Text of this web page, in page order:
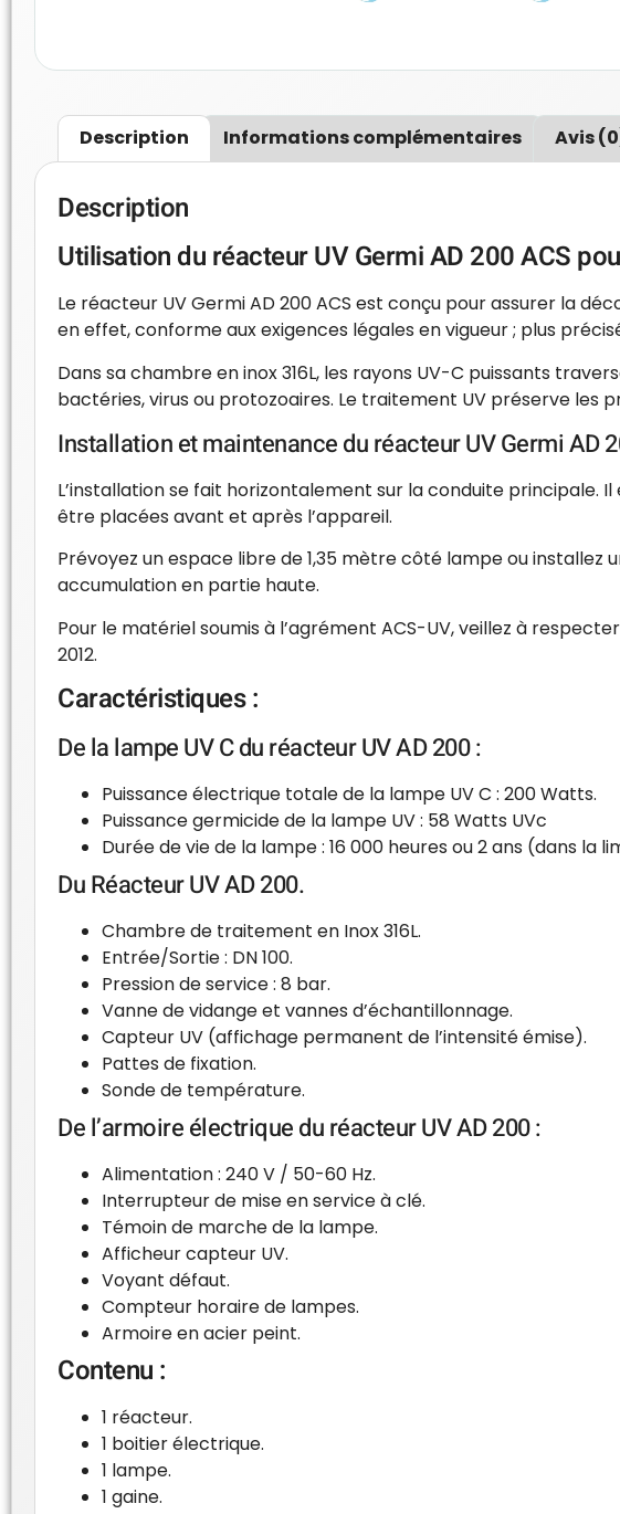
Description Informations complémentaires Avis
Description
Utilisation du réacteur UV Germi AD 200 ACS
Le réacteur UV Germi AD 200 ACS est conçu pour assurer la
en effet, conforme aux exigences légales en vigueur ; plus
Dans sa chambre en inox 316L, les rayons UV-C puissants
bactéries, virus ou protozoaires. Le traitement UV préserve les
Installation et maintenance du réacteur UV Germi AD
L’installation se fait horizontalement sur la conduite principale.
être placées avant et après l’appareil.
Prévoyez un espace libre de 1,35 mètre côté lampe ou
accumulation en partie haute.
Pour le matériel soumis à l’agrément ACS-UV, veillez à
2012.
Caractéristiques :
De la lampe UV C du réacteur UV AD 200 :
Puissance électrique totale de la lampe UV C : 200 Watts.
Puissance germicide de la lampe UV : 58 Watts UVc
Durée de vie de la lampe : 16 000 heures ou 2 ans (dans
Du Réacteur UV AD 200.
Chambre de traitement en Inox 316L.
Entrée/Sortie : DN 100.
Pression de service : 8 bar.
Vanne de vidange et vannes d’échantillonnage.
Capteur UV (affichage permanent de l’intensité émise).
Pattes de fixation.
Sonde de température.
De l’armoire électrique du réacteur UV AD 200 :
Alimentation : 240 V / 50-60 Hz.
Interrupteur de mise en service à clé.
Témoin de marche de la lampe.
Afficheur capteur UV.
Voyant défaut.
Compteur horaire de lampes.
Armoire en acier peint.
Contenu :
1 réacteur.
1 boitier électrique.
1 lampe.
1 gaine.